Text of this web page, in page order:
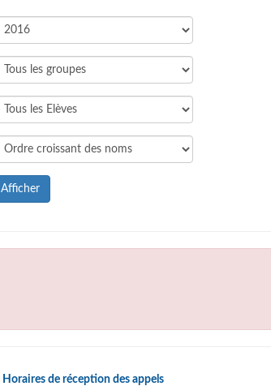
Afficher
Horaires de réception des appels